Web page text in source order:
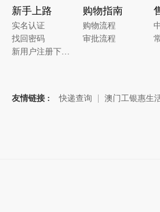
新手上路
实名认证
找回密码
新用户注册下单说明
购物指南
购物流程
审批流程
友情链接 : 快递查询 澳门工银惠生